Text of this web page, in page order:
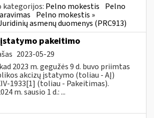
kategorijos: Pelno mokestis Pelno
Pelno mokestis »
asmenų duomenys (PRC913)
įstatymo pakeitimo
2023-05-29
2023 m. gegužės 9 d. buvo priimtas
akcizų įstatymo (toliau - AĮ)
1933[1] (toliau - Pakeitimas).
m. sausio 1 d.: ...